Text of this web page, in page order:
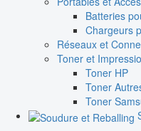
Batteries
Chargeurs
Réseaux et
Toner et
Toner HP
Toner
Toner